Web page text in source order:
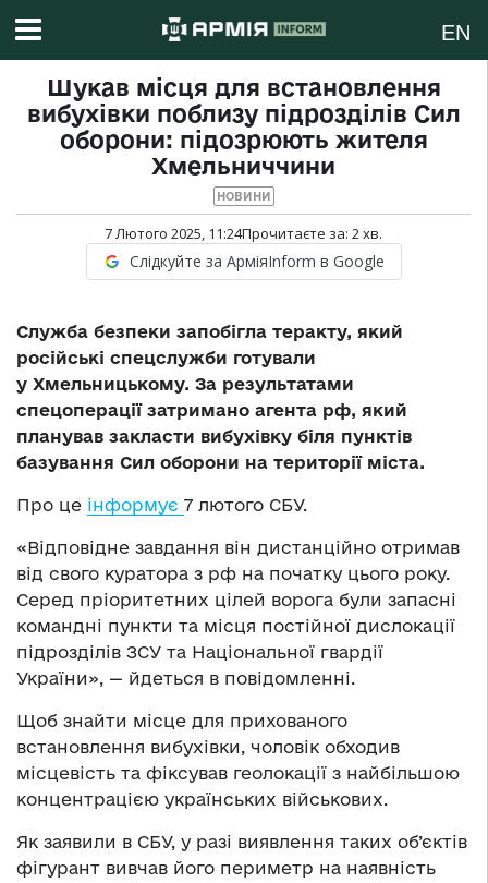
EN
Шукав місця для встановлення
вибухівки поблизу підрозділів Сил
оборони: підозрюють жителя
Хмельниччини
НОВИНИ
7 Лютого 2025, 11:24Прочитаєте за: 2хв.
Слідкуйте за АрміяInform в Google
Служба безпеки запобігла теракту, який
російські спецслужби готували
у Хмельницькому. За результатами
спецоперації затримано агента рф, який
планував закласти вибухівку біля пунктів
базування Сил оборони на території міста.
Про це інформує 7 лютого СБУ.
«Відповідне завдання він дистанційно отримав
від свого куратора з рф на початку цього року.
Серед пріоритетних цілей ворога були запасні
командні пункти та місця постійної дислокації
підрозділів ЗСУ та Національної гвардії
України», — йдеться в повідомленні.
Щоб знайти місце для прихованого
встановлення вибухівки, чоловік обходив
місцевість та фіксував геолокації з найбільшою
концентрацією українських військових.
Як заявили в СБУ, у разі виявлення таких об’єктів
фігурант вивчав його периметр на наявність